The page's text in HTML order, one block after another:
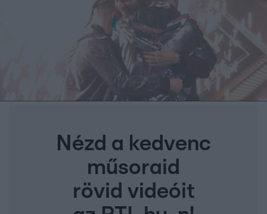
Nézd a kedvenc
műsoraid
rövid videóit